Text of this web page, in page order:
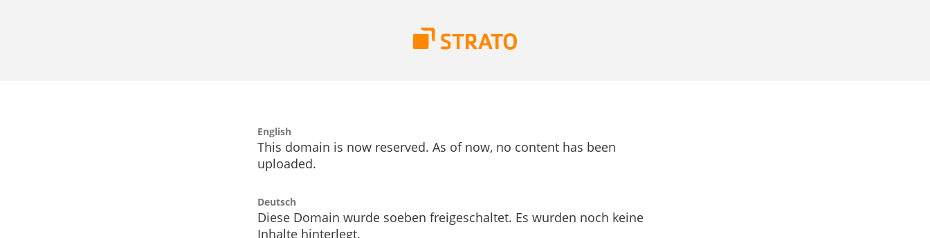
English
This domain is now reserved. As of now, no content has been
uploaded.
Deutsch
Diese Domain wurde soeben freigeschaltet. Es wurden noch keine
Inhalte hinterlegt.